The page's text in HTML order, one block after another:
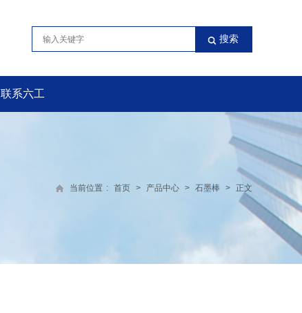
联系六工
当前位置 : 首页 > 产品中心 > 石墨棒 > 正文